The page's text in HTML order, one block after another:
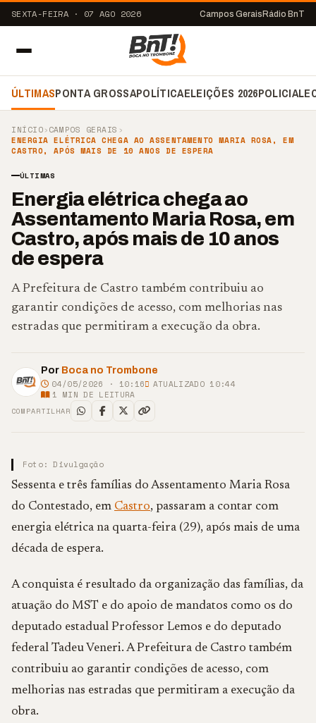
SEXTA-FEIRA · 07 AGO 2026 Campos Gerais Rádio BnT
ÚLTIMASPONTA GROSSAPOLÍTICAELEIÇÕES 2026POLICIAL
INÍCIO›CAMPOS GERAIS ›
ENERGIA ELÉTRICA CHEGA AO ASSENTAMENTO MARIA ROSA, EM
CASTRO, APÓS MAIS DE 10 ANOS DE ESPERA
ÚLTIMAS
Energia elétrica chega ao
Assentamento Maria Rosa, em
Castro, após mais de 10 anos
de espera
A Prefeitura de Castro também contribuiu ao
garantir condições de acesso, com melhorias nas
estradas que permitiram a execução da obra.
Por Boca no Trombone
04/05/2026 · 10:16
ATUALIZADO 10:44
1 MIN DE LEITURA
COMPARTILHAR
Foto: Divulgação
Sessenta e três famílias do Assentamento Maria Rosa
do Contestado, em Castro, passaram a contar com
energia elétrica na quarta-feira (29), após mais de uma
década de espera.
A conquista é resultado da organização das famílias, da
atuação do MST e do apoio de mandatos como os do
deputado estadual Professor Lemos e do deputado
federal Tadeu Veneri. A Prefeitura de Castro também
contribuiu ao garantir condições de acesso, com
melhorias nas estradas que permitiram a execução da
obra.